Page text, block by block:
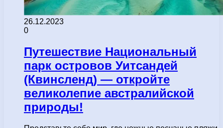
26.12.2023
0
Путешествие Национальный
парк островов Уитсандей
(Квинсленд) — откройте
великолепие австралийской
природы!